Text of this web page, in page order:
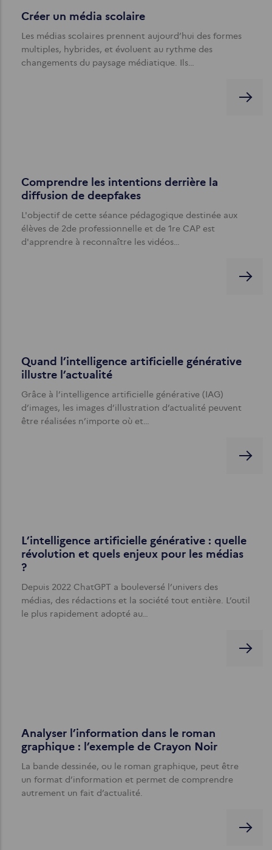
Créer un média scolaire
Les médias scolaires prennent aujourd’hui des formes
multiples, hybrides, et évoluent au rythme des
changements du paysage médiatique. Ils…
Comprendre les intentions derrière la
diffusion de deepfakes
L'objectif de cette séance pédagogique destinée aux
élèves de 2de professionnelle et de 1re CAP est
d'apprendre à reconnaître les vidéos…
Quand l’intelligence artificielle générative
illustre l’actualité
Grâce à l’intelligence artificielle générative (IAG)
d’images, les images d’illustration d’actualité peuvent
être réalisées n’importe où et…
L’intelligence artificielle générative : quelle
révolution et quels enjeux pour les médias
?
Depuis 2022 ChatGPT a bouleversé l’univers des
médias, des rédactions et la société tout entière. L’outil
le plus rapidement adopté au…
Analyser l’information dans le roman
graphique : l’exemple de Crayon Noir
La bande dessinée, ou le roman graphique, peut être
un format d’information et permet de comprendre
autrement un fait d’actualité.